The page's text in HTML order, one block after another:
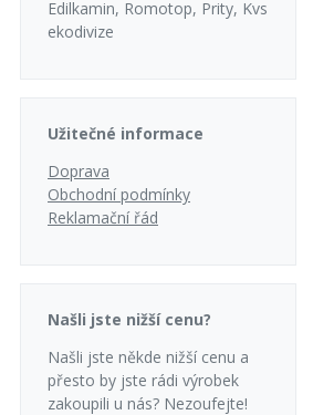
Edilkamin, Romotop, Prity, Kvs
ekodivize
Užitečné informace
Doprava
Obchodní podmínky
Reklamační řád
Našli jste nižší cenu?
Našli jste někde nižší cenu a
přesto by jste rádi výrobek
zakoupili u nás? Nezoufejte!